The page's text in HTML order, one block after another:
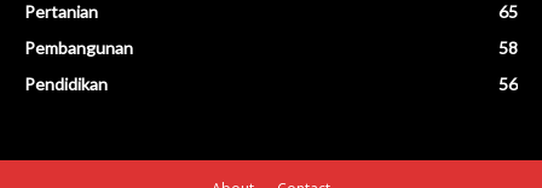
Pertanian
65
Pembangunan
58
Pendidikan
56